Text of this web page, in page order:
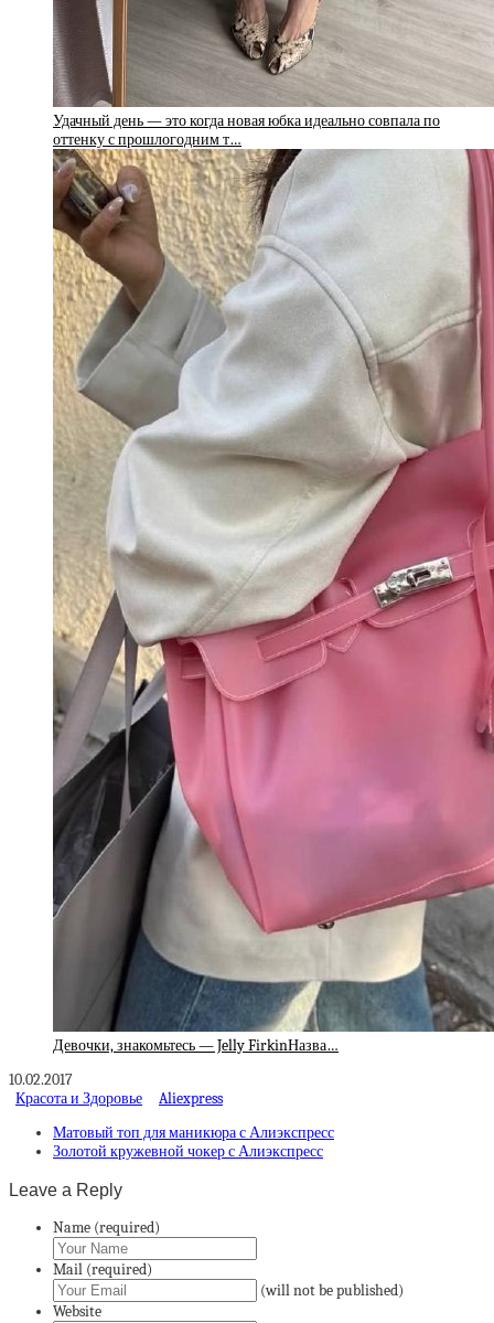
Удачный день — это когда новая юбка идеально совпала по
оттенку с прошлогодним т…
Девочки, знакомьтесь — Jelly FirkinНазва…
10.02.2017
Красота и Здоровье
Aliexpress
Матовый топ для маникюра с Алиэкспресс
Золотой кружевной чокер с Алиэкспресс
Leave a Reply
Name (required)
Mail (required)
(will not be published)
Website